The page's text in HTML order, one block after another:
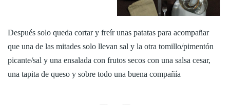
Después solo queda cortar y freír unas patatas para acompañar
que una de las mitades solo llevan sal y la otra tomillo/pimentón
picante/sal y una ensalada con frutos secos con una salsa cesar,
una tapita de queso y sobre todo una buena compañía